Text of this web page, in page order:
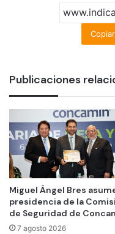
Publicaciones
Miguel Ángel Bres
presidencia de la
de Seguridad de
7 agosto 2026